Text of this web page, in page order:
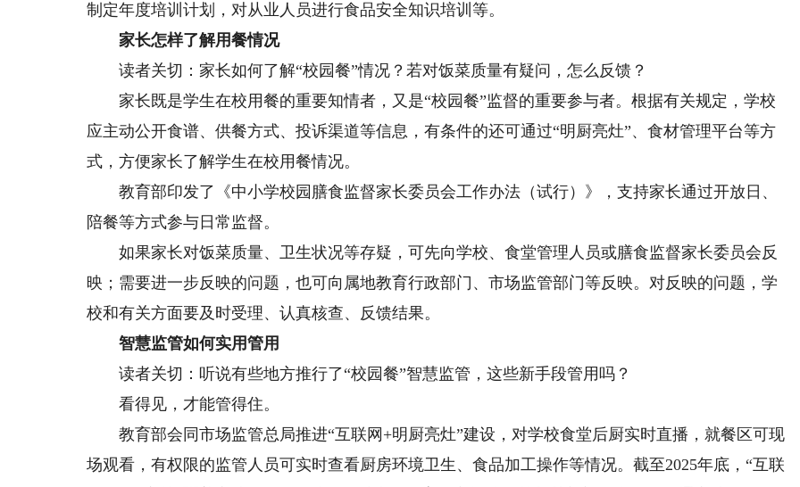
制定年度培训计划，对从业人员进行食品安全知识培训等。
家长怎样了解用餐情况
读者关切：家长如何了解“校园餐”情况？若对饭菜质量有疑问，怎么反馈？
家长既是学生在校用餐的重要知情者，又是“校园餐”监督的重要参与者。根据有关规定，学校
应主动公开食谱、供餐方式、投诉渠道等信息，有条件的还可通过“明厨亮灶”、食材管理平台等方
式，方便家长了解学生在校用餐情况。
教育部印发了《中小学校园膳食监督家长委员会工作办法（试行）》，支持家长通过开放日、
陪餐等方式参与日常监督。
如果家长对饭菜质量、卫生状况等存疑，可先向学校、食堂管理人员或膳食监督家长委员会反
映；需要进一步反映的问题，也可向属地教育行政部门、市场监管部门等反映。对反映的问题，学
校和有关方面要及时受理、认真核查、反馈结果。
智慧监管如何实用管用
读者关切：听说有些地方推行了“校园餐”智慧监管，这些新手段管用吗？
看得见，才能管得住。
教育部会同市场监管总局推进“互联网+明厨亮灶”建设，对学校食堂后厨实时直播，就餐区可现
场观看，有权限的监管人员可实时查看厨房环境卫生、食品加工操作等情况。截至2025年底，“互联